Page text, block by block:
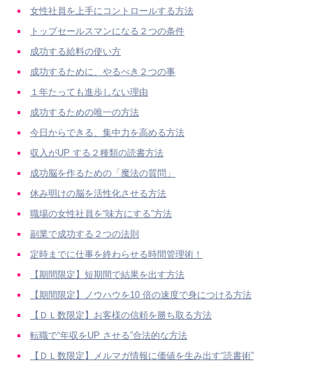
女性社員を上手にコントロールする方法
トップセールスマンになる２つの条件
成功する給料の使い方
成功するために、やるべき２つの事
１年たっても進歩しない理由
成功するための唯一の方法
今日からできる、集中力を高める方法
収入がUP する２種類の読書方法
成功脳を作るための「魔法の質問」
休み明けの脳を活性化させる方法
職場の女性社員を“味方にする”方法
副業で成功する２つの法則
定時までに仕事を終わらせる時間管理術！
【期間限定】短期間で結果を出す方法
【期間限定】ノウハウを10 倍の速度で身につける方法
【ＤＬ数限定】お客様の信頼を勝ち取る方法
転職で“年収をUP させる”合法的な方法
【ＤＬ数限定】メルマガ情報に価値を生み出す“読書術”